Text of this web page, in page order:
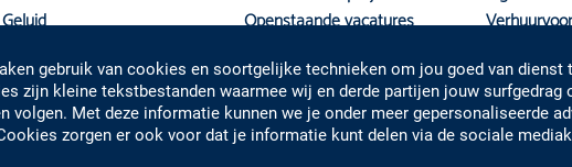
Geluid
Overig
Openstaande vacatures
Huisstijl
gebruik van cookies en soortgelijke technieken om jou goed van dienst
zijn kleine tekstbestanden waarmee wij en derde partijen jouw surfgedrag
volgen. Met deze informatie kunnen we je onder meer gepersonaliseerde
zorgen er ook voor dat je informatie kunt delen via de sociale